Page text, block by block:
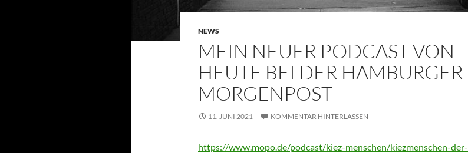
NEWS
MEIN NEUER PODCAST VON
HEUTE BEI DER HAMBURGER
MORGENPOST
11. JUNI 2021 KOMMENTAR HINTERLASSEN
https://www.mopo.de/podcast/kiez-menschen/kiezmenschen-der-